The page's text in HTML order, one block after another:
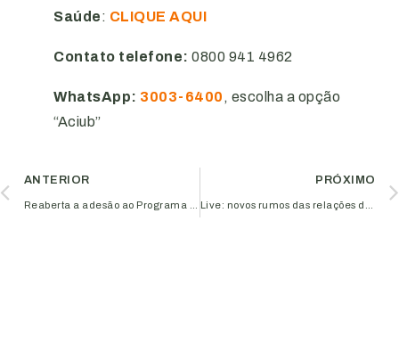
Saúde: CLIQUE AQUI
Contato telefone: 0800 941 4962
WhatsApp: 3003-6400 , escolha a opção
“Aciub”
ANTERIOR PRÓXIMO